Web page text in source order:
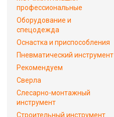
профессиональные
Оборудование и
спецодежда
Оснастка и приспособления
Пневматический инструмент
Рекомендуем
Сверла
Слесарно-монтажный
инструмент
Строительный инструмент